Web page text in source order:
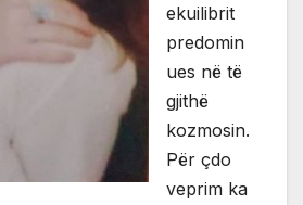
ekuilibrit
predomin
ues në të
gjithë
kozmosin.
Për çdo
veprim ka